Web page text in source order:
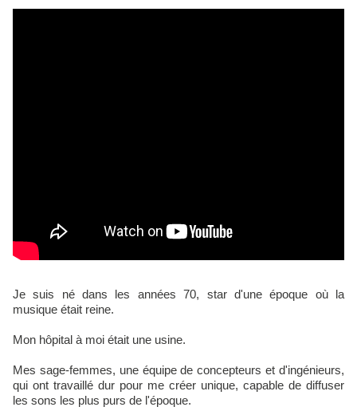
Je suis né dans les années 70, star d'une époque où la
musique était reine.
Mon hôpital à moi était une usine.
Mes sage-femmes, une équipe de concepteurs et d'ingénieurs,
qui ont travaillé dur pour me créer unique, capable de diffuser
les sons les plus purs de l'époque.